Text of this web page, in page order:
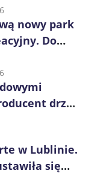
nowy park
Do
drzwi
w Lublinie.
się